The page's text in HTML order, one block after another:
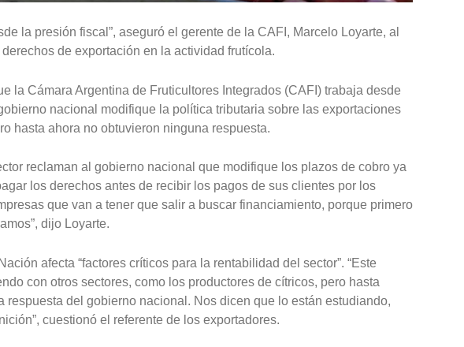
la presión fiscal”, aseguró el gerente de la CAFI, Marcelo Loyarte, al
de exportación en la actividad frutícola.
la Cámara Argentina de Fruticultores Integrados (CAFI) trabaja desde
nacional modifique la política tributaria sobre las exportaciones
hasta ahora no obtuvieron ninguna respuesta.
reclaman al gobierno nacional que modifique los plazos de cobro ya
los derechos antes de recibir los pagos de sus clientes por los
que van a tener que salir a buscar financiamiento, porque primero
dijo Loyarte.
afecta “factores críticos para la rentabilidad del sector”. “Este
con otros sectores, como los productores de cítricos, pero hasta
respuesta del gobierno nacional. Nos dicen que lo están estudiando,
cuestionó el referente de los exportadores.